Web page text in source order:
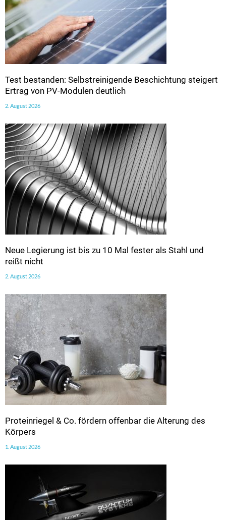
Test bestanden: Selbstreinigende Beschichtung steigert
Ertrag von PV-Modulen deutlich
2. August 2026
Neue Legierung ist bis zu 10 Mal fester als Stahl und
reißt nicht
2. August 2026
Proteinriegel & Co. fördern offenbar die Alterung des
Körpers
1. August 2026